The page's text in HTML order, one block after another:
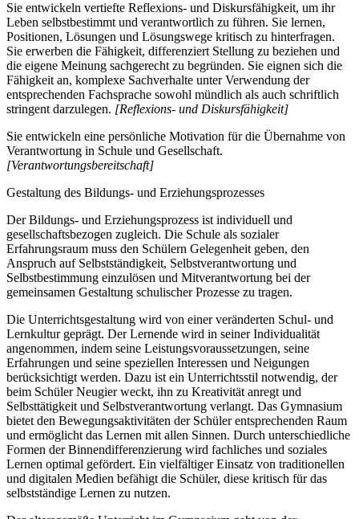
Sie entwickeln vertiefte Reflexions- und Diskursfähigkeit, um ihr
Leben selbstbestimmt und verantwortlich zu führen. Sie lernen,
Positionen, Lösungen und Lösungswege kritisch zu hinterfragen.
Sie erwerben die Fähigkeit, differenziert Stellung zu beziehen und
die eigene Meinung sachgerecht zu begründen. Sie eignen sich die
Fähigkeit an, komplexe Sachverhalte unter Verwendung der
entsprechenden Fachsprache sowohl mündlich als auch schriftlich
stringent darzulegen. [Reflexions- und Diskursfähigkeit]
Sie entwickeln eine persönliche Motivation für die Übernahme von
Verantwortung in Schule und Gesellschaft.
[Verantwortungsbereitschaft]
Gestaltung des Bildungs- und Erziehungsprozesses
Der Bildungs- und Erziehungsprozess ist individuell und
gesellschaftsbezogen zugleich. Die Schule als sozialer
Erfahrungsraum muss den Schülern Gelegenheit geben, den
Anspruch auf Selbstständigkeit, Selbstverantwortung und
Selbstbestimmung einzulösen und Mitverantwortung bei der
gemeinsamen Gestaltung schulischer Prozesse zu tragen.
Die Unterrichtsgestaltung wird von einer veränderten Schul- und
Lernkultur geprägt. Der Lernende wird in seiner Individualität
angenommen, indem seine Leistungsvoraussetzungen, seine
Erfahrungen und seine speziellen Interessen und Neigungen
berücksichtigt werden. Dazu ist ein Unterrichtsstil notwendig, der
beim Schüler Neugier weckt, ihn zu Kreativität anregt und
Selbsttätigkeit und Selbstverantwortung verlangt. Das Gymnasium
bietet den Bewegungsaktivitäten der Schüler entsprechenden Raum
und ermöglicht das Lernen mit allen Sinnen. Durch unterschiedliche
Formen der Binnendifferenzierung wird fachliches und soziales
Lernen optimal gefördert. Ein vielfältiger Einsatz von traditionellen
und digitalen Medien befähigt die Schüler, diese kritisch für das
selbstständige Lernen zu nutzen.